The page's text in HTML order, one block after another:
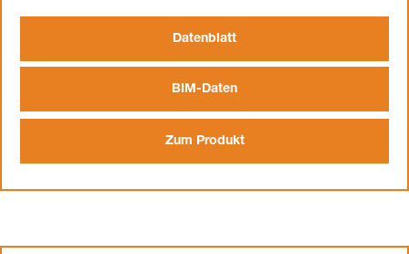
Datenblatt
BIM-Daten
Zum Produkt